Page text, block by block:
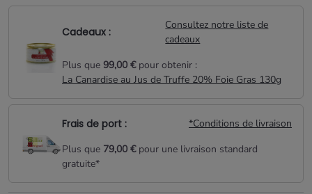
Cadeaux :
Consultez notre liste de
cadeaux
Plus que 99,00 €pour obtenir :
La Canardise au Jus de Truffe 20% Foie Gras 130g
Frais de port :
*Conditions de livraison
Plus que 79,00 €pour une livraison standard
gratuite*